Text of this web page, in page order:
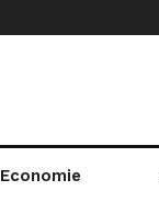
Economie